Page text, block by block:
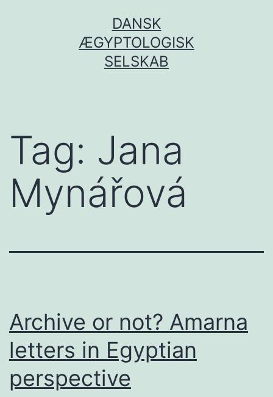
DANSK
ÆGYPTOLOGISK
SELSKAB
Tag: Jana
Mynářová
Archive or not? Amarna
letters in Egyptian
perspective